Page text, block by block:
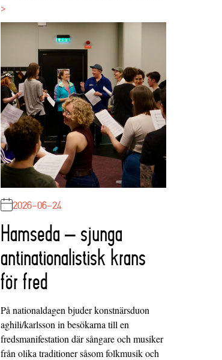
>
2026-06-24
Hamseda – sjunga
antinationalistisk krans
för fred
På nationaldagen bjuder konstnärsduon
aghili/karlsson in besökarna till en
fredsmanifestation där sångare och musiker
från olika traditioner såsom folkmusik och